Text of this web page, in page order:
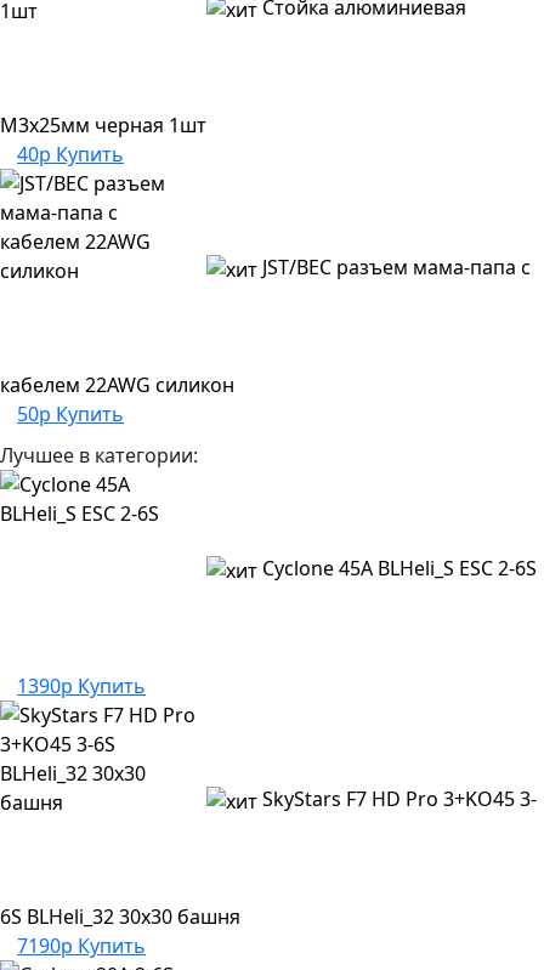
Стойка алюминиевая
M3x25мм черная 1шт
40р Купить
JST/BEC разъем мама-папа с
кабелем 22AWG силикон
50р Купить
Лучшее в категории:
Cyclone 45A BLHeli_S ESC 2-6S
1390р Купить
SkyStars F7 HD Pro 3+KO45 3-
6S BLHeli_32 30x30 башня
7190р Купить